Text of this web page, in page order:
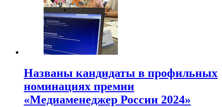
Названы кандидаты в профильных
номинациях премии
«Медиаменеджер России 2024»